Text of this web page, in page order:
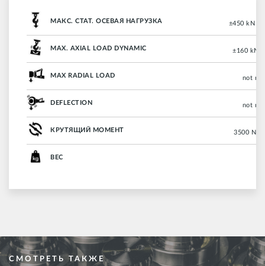
МАКС. СТАТ. ОСЕВАЯ НАГРУЗКА ±450 kN
MAX. AXIAL LOAD DYNAMIC ±160 kN
MAX RADIAL LOAD not
DEFLECTION not
КРУТЯЩИЙ МОМЕНТ 3500 Nm
ВЕС
СМОТРЕТЬ ТАКЖЕ